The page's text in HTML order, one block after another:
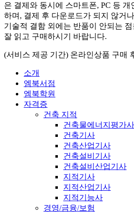
은 결제와 동시에 스마트폰, PC 등
하며, 결제 후 다운로드가 되지 않거
기술적 결함 외에는 반품이 안되는
잘 읽고 구매하시기 바랍니다.
(서비스 제공 기간) 온라인상품 구매
소개
엠북서점
엠북학원
자격증
건축 지적
건축물에너지평가사
건축기사
건축산업기사
건축설비기사
건축설비산업기사
지적기사
지적산업기사
지적기능사
경영/금융/보험